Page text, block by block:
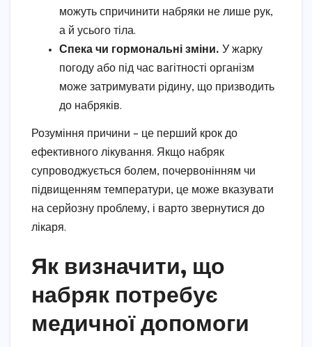
можуть спричинити набряки не лише рук,
а й усього тіла.
Спека чи гормональні зміни. У жарку
погоду або під час вагітності організм
може затримувати рідину, що призводить
до набряків.
Розуміння причини – це перший крок до
ефективного лікування. Якщо набряк
супроводжується болем, почервонінням чи
підвищенням температури, це може вказувати
на серйозну проблему, і варто звернутися до
лікаря.
Як визначити, що
набряк потребує
медичної допомоги